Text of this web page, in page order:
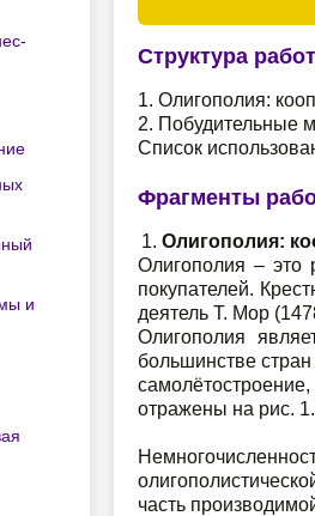
и
Структура
1. Олигополия:
2. Побудительные
Список
Фрагменты
Олигополия:
Олигополия – это
покупателей.
деятель Т. Мор
Олигополия
большинстве
отражены на рис. 1.
часть